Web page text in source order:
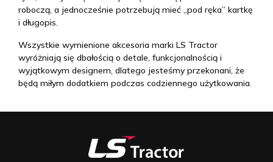
roboczą, a jednocześnie potrzebują mieć „pod ręka” kartkę
i długopis.
Wszystkie wymienione akcesoria marki LS Tractor
wyróżniają się dbałością o detale, funkcjonalnością i
wyjątkowym designem, dlatego jesteśmy przekonani, że
będą miłym dodatkiem podczas codziennego użytkowania.